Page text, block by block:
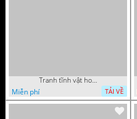
Tranh tĩnh vật hoa quả sơn dầu đẹp
Miễn phí
TẢI VỀ